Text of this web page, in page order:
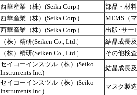
西華産業（株）(Seika Corp.)
部品・材
西華産業（株）(Seika Corp.)
MEMS（
西華産業（株）(Seika Corp.)
出版･サー
（株）精研(Seiken Co., Ltd.)
結晶成長
（株）精研(Seiken Co., Ltd.)
その他検
セイコーインスツル（株）(Seiko
Instruments Inc.)
結晶成長
セイコーインスツル（株）(Seiko
Instruments Inc.)
マスク製